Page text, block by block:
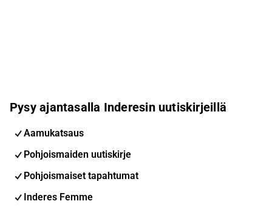
Pysy ajantasalla Inderesin uutiskirjeillä
Aamukatsaus
Pohjoismaiden uutiskirje
Pohjoismaiset tapahtumat
Inderes Femme